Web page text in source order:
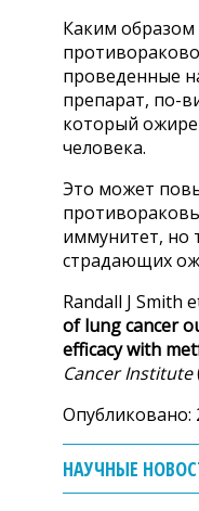
Каким
проведенные
препарат, по-
который
человека.
Это может
иммунитет, но
страдающих
Randall J Smith
of lung cancer
efficacy with
Cancer Institute
Опубликовано:
НАУЧНЫЕ